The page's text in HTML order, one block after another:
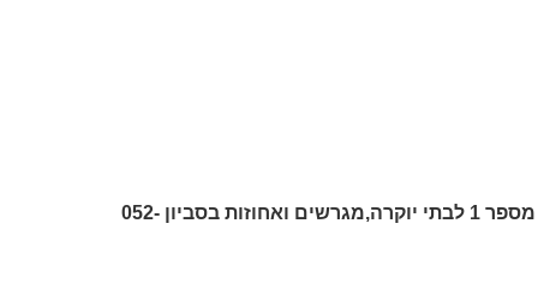
לסטטוס הנכס התקשרו ליגאל רודה אוהב את העבודה לשירותך,מומחה מספר 1 לבתי יוקרה,מגרשים ואחוזות בסביון 052-